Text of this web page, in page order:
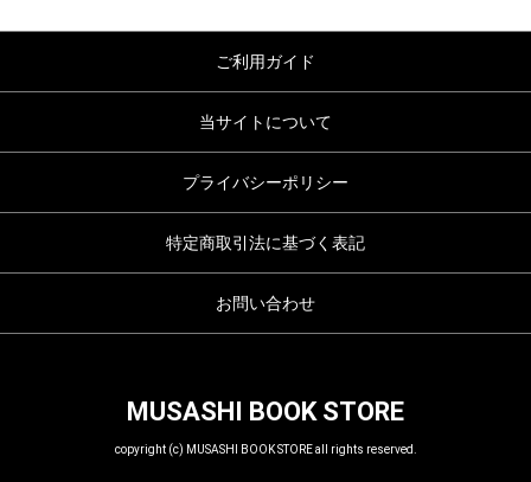
ご利用ガイド
当サイトについて
プライバシーポリシー
特定商取引法に基づく表記
お問い合わせ
MUSASHI BOOK STORE
copyright (c) MUSASHI BOOK STORE all rights reserved.